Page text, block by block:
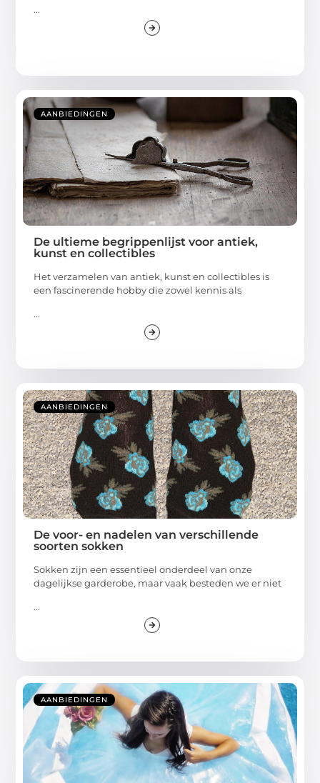
...
AANBIEDINGEN
De ultieme begrippenlijst voor antiek,
kunst en collectibles
Het verzamelen van antiek, kunst en collectibles is
een fascinerende hobby die zowel kennis als
...
AANBIEDINGEN
De voor- en nadelen van verschillende
soorten sokken
Sokken zijn een essentieel onderdeel van onze
dagelijkse garderobe, maar vaak besteden we er niet
...
AANBIEDINGEN